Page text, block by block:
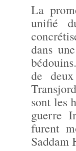
La
unifié
dans
de
sont les
guerre
furent
Saddam